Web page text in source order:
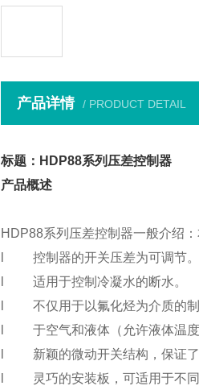
产品详情 / PRODUCT DETAIL
标题：HDP88系列压差控制器
产品概述
HDP88系列压差控制器一般介绍：
控制器的开关压差为可调节。
适用于控制冷凝水的断水。
不仅用于以氟化烃为介质的
于空气和液体（允许液体温
新颖的微动开关结构，保证
灵巧的安装板，可适用于不同